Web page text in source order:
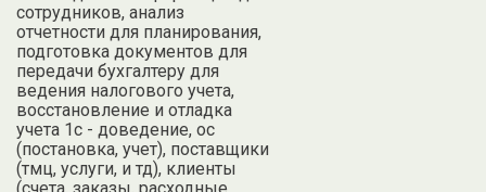
сотрудников, анализ
отчетности для планирования,
подготовка документов для
передачи бухгалтеру для
ведения налогового учета,
восстановление и отладка
учета 1с - доведение, ос
(постановка, учет), поставщики
(тмц, услуги, и тд), клиенты